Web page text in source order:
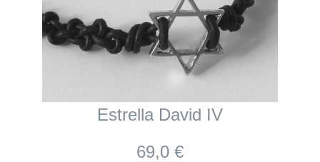
Estrella David IV
69,0 €